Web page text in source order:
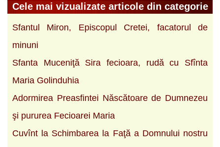
Cele mai vizualizate articole din categorie
Sfantul Miron, Episcopul Cretei, facatorul de
minuni
Sfanta Muceniţă Sira fecioara, rudă cu Sfînta
Maria Golinduhia
Adormirea Preasfintei Născătoare de Dumnezeu
şi pururea Fecioarei Maria
Cuvînt la Schimbarea la Faţă a Domnului nostru